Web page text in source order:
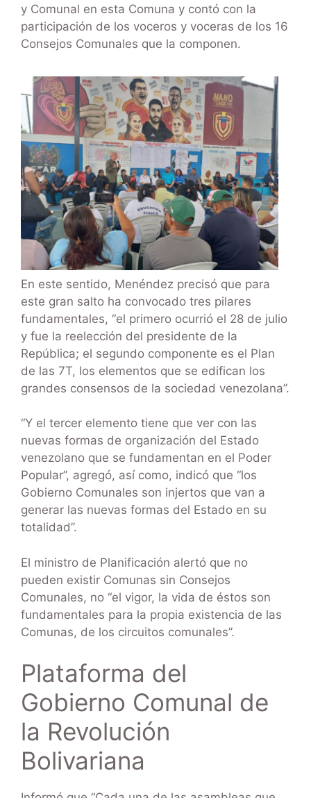
y Comunal en esta Comuna y contó con la
participación de los voceros y voceras de los 16
Consejos Comunales que la componen.
En este sentido, Menéndez precisó que para
este gran salto ha convocado tres pilares
fundamentales, “el primero ocurrió el 28 de julio
y fue la reelección del presidente de la
República; el segundo componente es el Plan
de las 7T, los elementos que se edifican los
grandes consensos de la sociedad venezolana”.
“Y el tercer elemento tiene que ver con las
nuevas formas de organización del Estado
venezolano que se fundamentan en el Poder
Popular”, agregó, así como, indicó que “los
Gobierno Comunales son injertos que van a
generar las nuevas formas del Estado en su
totalidad”.
El ministro de Planificación alertó que no
pueden existir Comunas sin Consejos
Comunales, no “el vigor, la vida de éstos son
fundamentales para la propia existencia de las
Comunas, de los circuitos comunales”.
Plataforma del
Gobierno Comunal de
la Revolución
Bolivariana